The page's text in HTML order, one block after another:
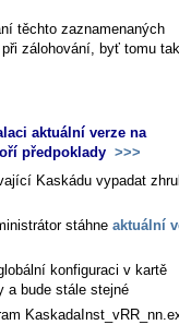
těchto zaznamenaných
zálohování, byť tomu
aktuální verze na
předpoklady >>>
Kaskádu vypadat
stáhne aktuální
konfiguraci v kartě
a bude stále stejné